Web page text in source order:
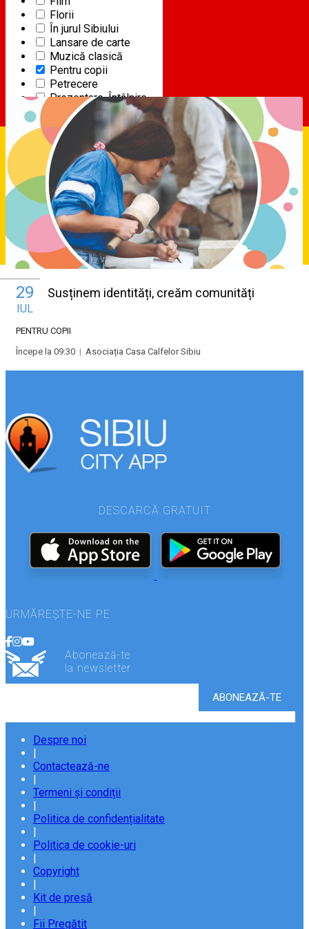
Florii
În jurul Sibiului
Lansare de carte
Muzică clasică
Pentru copii
Petrecere
Prezentare, Întâlnire
Program film
Spectacol
Sport
Stand up comedy
Teatru
2 Evenimente pentru copii în Sibiu 🎈
PENTRU COPII
Începe la 10:00
Sibiu, Romania
29
IUL
Susținem identități, creăm comunități
PENTRU COPII
Începe la 09:30 | Asociația Casa Calfelor Sibiu
DESCARCĂ GRATUIT
URMĂREȘTE-NE PE
Abonează-te
la newsletter
Despre noi
Contactează-ne
Termeni și condiții
Politica de confidențialitate
Politica de cookie-uri
Copyright
Kit de presă
Fii Pregătit